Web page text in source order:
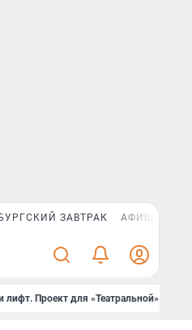
ЗАВТРАК АФИША PLUS
лифт. Проект для «Театральной»